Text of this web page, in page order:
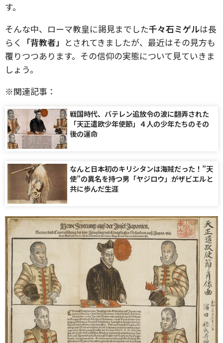
す。
そんな中、ローマ教皇に謁見までした千々石ミゲルは長
らく
「背教者」 とされてきましたが、最近はその見方も
覆りつつあります。その信仰の実態について見ていきま
しょう。
※関連記事：
戦国時代、バテレン追放令の波に翻弄された
「天正遣欧少年使節」４人の少年たちのその
後の運命
なんと日本初のキリシタンは海賊だった！”天
使”の異名を持つ男「ヤジロウ」がザビエルと
共に歩んだ生涯